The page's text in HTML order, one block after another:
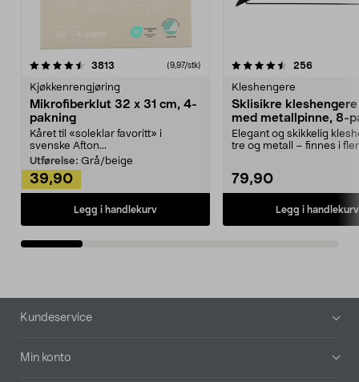
3813 anmeldelser(9,97/stk)
Kjøkkenrengjøring
Mikrofiberklut 32 x 31 cm, 4-
pakning
Kåret til «soleklar favoritt» i
svenske Afton...
Utførelse: Grå/beige
39,90
Legg i handlekurv
4.5av 5 stjerner 256
Kleshengere
Sklisikre
med metallpinne, 8-
Elegant og skikkelig
tre og metall – finnes i
79,90
Legg i handlekurv
4.5av 5 stjerner
Bunntekst
Kundeservice
Min konto